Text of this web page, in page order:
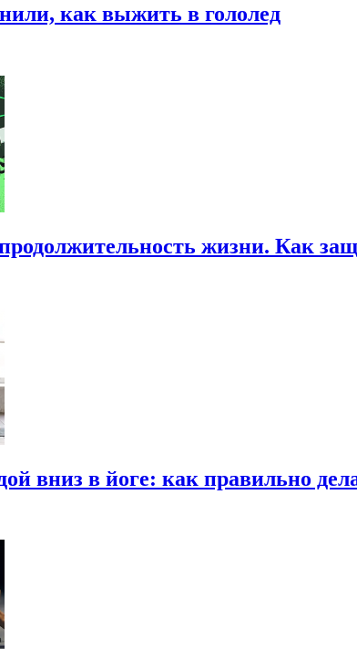
как выжить в гололед
жизни. Как
вниз в йоге: как правильно